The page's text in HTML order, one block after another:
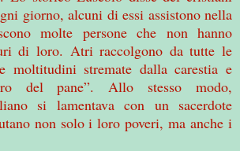
giorno, alcuni di essi assistono nella
molte persone che non hanno
di loro. Atri raccolgono da tutte le
moltitudini stremate dalla carestia e
del pane”. Allo stesso modo,
si lamentava con un sacerdote
non solo i loro poveri, ma anche i